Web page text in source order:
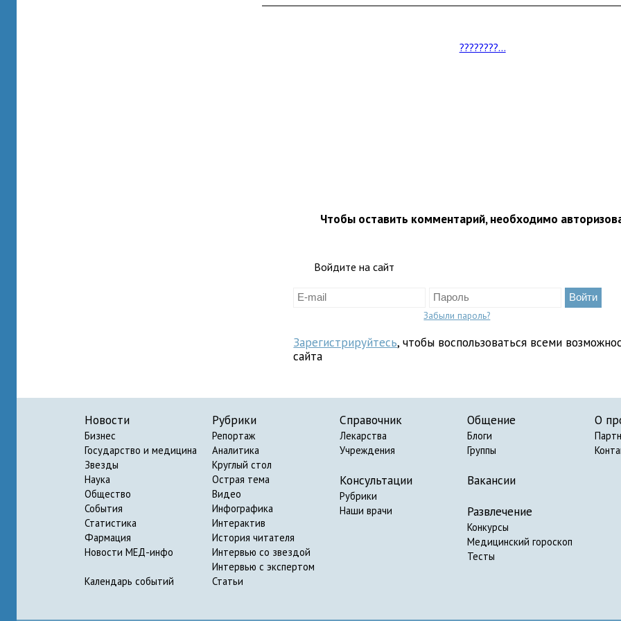
????????...
Чтобы оставить комментарий, необходимо
Войдите на сайт
Забыли пароль?
Зарегистрируйтесь, чтобы воспользоваться всеми
сайта
Новости
Бизнес
Государство и медицина
Звезды
Наука
Общество
События
Статистика
Фармация
Новости МЕД-инфо
Календарь событий
Рубрики
Репортаж
Аналитика
Круглый стол
Острая тема
Видео
Инфографика
Интерактив
История читателя
Интервью со звездой
Интервью с экспертом
Статьи
Справочник
Лекарства
Учреждения
Консультации
Рубрики
Наши врачи
Общение
Блоги
Группы
Вакансии
Развлечение
Конкурсы
Медицинский гороскоп
Тесты
О